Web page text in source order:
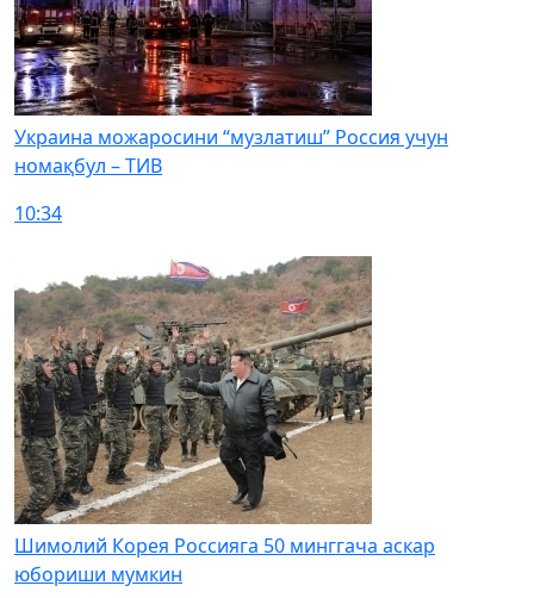
Украина можаросини “музлатиш” Россия учун
номақбул – ТИВ
10:34
Шимолий Корея Россияга 50 минггача аскар
юбориши мумкин